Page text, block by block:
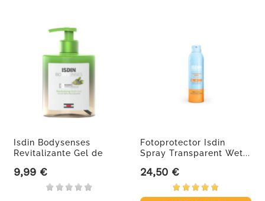
Isdin Bodysenses
Revitalizante Gel de
Precio
9,99 €
Fotoprotector Isdin
Spray Transparent Wet...
Precio
24,50 €